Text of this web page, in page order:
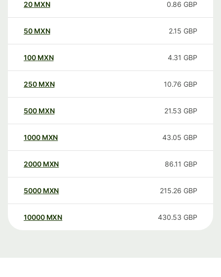
20 MXN 0.86 GBP
50 MXN 2.15 GBP
100 MXN 4.31 GBP
250 MXN 10.76 GBP
500 MXN 21.53 GBP
1000 MXN 43.05 GBP
2000 MXN 86.11 GBP
5000 MXN 215.26 GBP
10000 MXN 430.53 GBP